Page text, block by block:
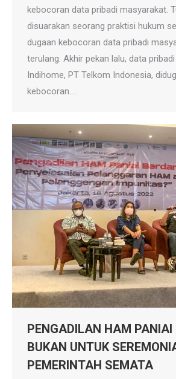
kebocoran data pribadi masyarakat.
disuarakan seorang praktisi hukum
dugaan kebocoran data pribadi
terulang. Akhir pekan lalu, data
Indihome, PT Telkom Indonesia,
kebocoran.…
PENGADILAN HAM PANIAI
BUKAN UNTUK
PEMERINTAH SEMATA